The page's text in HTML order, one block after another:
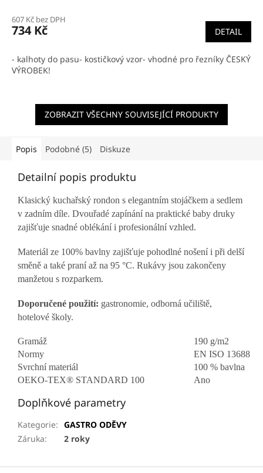
607 Kč bez DPH
734 Kč DETAIL
- kalhoty do pasu- kostičkový vzor- vhodné pro řezníky ČESKÝ
VÝROBEK!
ZOBRAZIT VŠECHNY SOUVISEJÍCÍ PRODUKTY
Popis Podobné (5) Diskuze
Detailní popis produktu
Klasický kuchařský rondon s elegantním stojáčkem a sedlem
v zadním díle. Dvouřadé zapínání na praktické baby druky
zajišťuje snadné oblékání i profesionální vzhled.
Materiál ze 100% bavlny zajišťuje pohodlné nošení i při delší
směně a také praní až na 95 °C. Rukávy jsou zakončeny
manžetou s rozparkem.
Doporučené použití: gastronomie, odborná učiliště,
hotelové školy.
Gramáž
190 g/m2
Normy
EN ISO 13688
Svrchní materiál
100 % bavlna
OEKO-TEX® STANDARD 100
Ano
Doplňkové parametry
Kategorie: GASTRO ODĚVY
Záruka: 2 roky